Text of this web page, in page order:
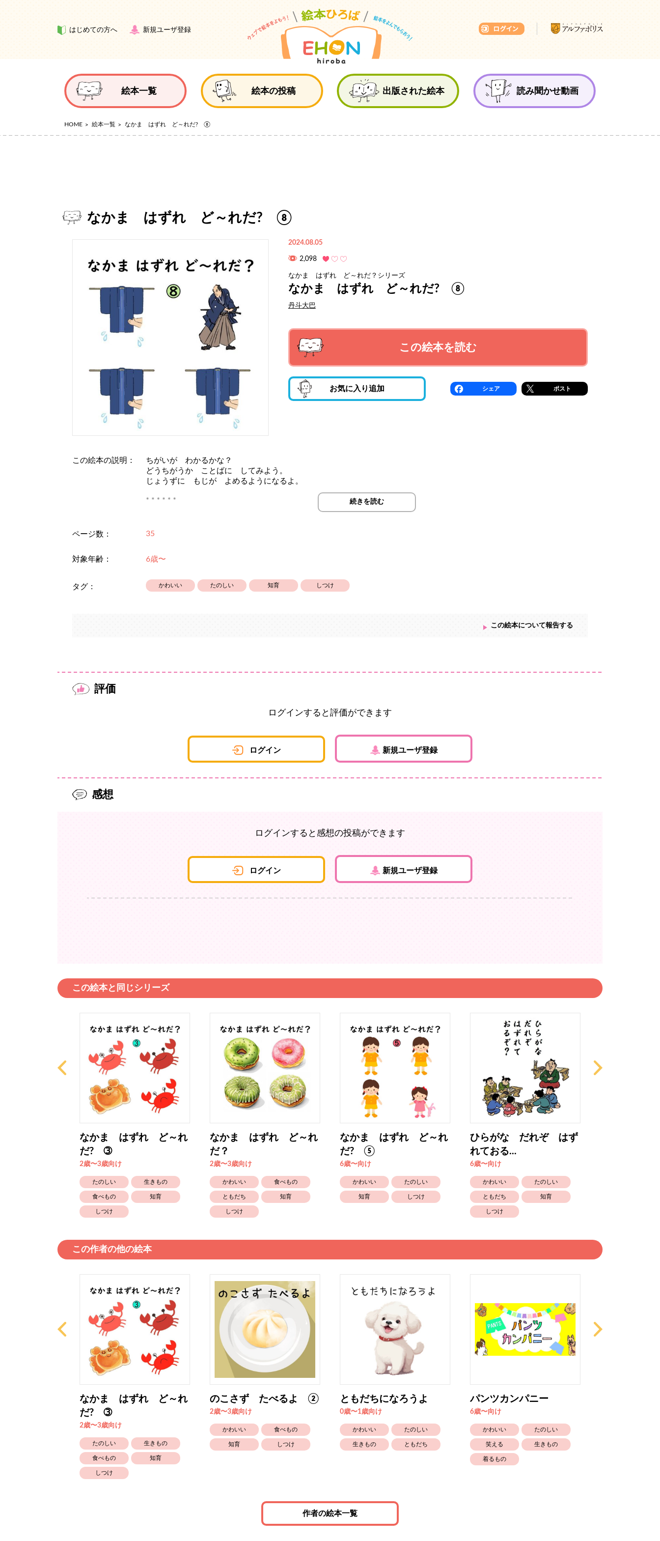
はじめての方へ 新規ユーザ登録
絵本一覧 絵本の投稿 出版された絵本 読み聞かせ動画
HOME 絵本一覧 なかま はずれ ど～れだ? ⑧
なかま はずれ ど～れだ? ⑧
2024.08.05
2,098
なかま はずれ ど～れだ？シリーズ
なかま はずれ ど～れだ? ⑧
丹斗大巴
この絵本を読む
お気に入り追加 シェア ポスト
この絵本の説明：
ちがいが わかるかな？
どうちがうか ことばに してみよう。
じょうずに もじが よめるようになるよ。
* * * * * *
親御さんは「どうちがう?」「なんてよむ?」と声掛けをしてあげてください。言語表現力（げんごひょうげんりょく）を育
頂けます。
* * * * * *
続きを読む
ページ数： 35
対象年齢： 6歳〜
タグ： かわいい たのしい 知育 しつけ
この絵本について報告する
評価
ログインすると評価ができます
ログイン 新規ユーザ登録
感想
ログインすると感想の投稿ができます
ログイン 新規ユーザ登録
この絵本と同じシリーズ
なかま はずれ ど～れ
だ? ➂
2歳〜3歳向け
たのしい 生きもの
食べもの 知育
しつけ
なかま はずれ ど～れ
だ？
2歳〜3歳向け
かわいい 食べもの
ともだち 知育
しつけ
なかま はずれ ど～れ
だ? ⑤
6歳〜向け
かわいい たのしい
知育 しつけ
ひらがな だれぞ はず
れておる...
6歳〜向け
かわいい たのしい
ともだち 知育
しつけ
この作者の他の絵本
なかま はずれ ど～れ
だ? ➂
2歳〜3歳向け
たのしい 生きもの
食べもの 知育
しつけ
のこさず たべるよ ②
2歳〜3歳向け
かわいい 食べもの
知育 しつけ
ともだちになろうよ
0歳〜1歳向け
かわいい たのしい
生きもの ともだち
パンツカンパニー
6歳〜向け
かわいい たのしい
笑える 生きもの
着るもの
作者の絵本一覧